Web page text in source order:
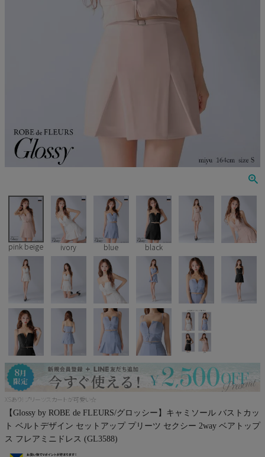
IRMA
JENNNY
COMEX
Rechercher
Pleaser
pink beige ivory blue black
XSあり! プリーツスカートが可愛い☆
【Glossy by ROBE de FLEURS/グロッシー】キャミソール バストカッ
ト ベルトデザイン セットアップ プリーツ セクシー 2way ベアトップ
ス フレアミニドレス (GL3588)